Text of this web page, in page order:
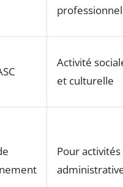
Activité
et culturelle
Pour activités